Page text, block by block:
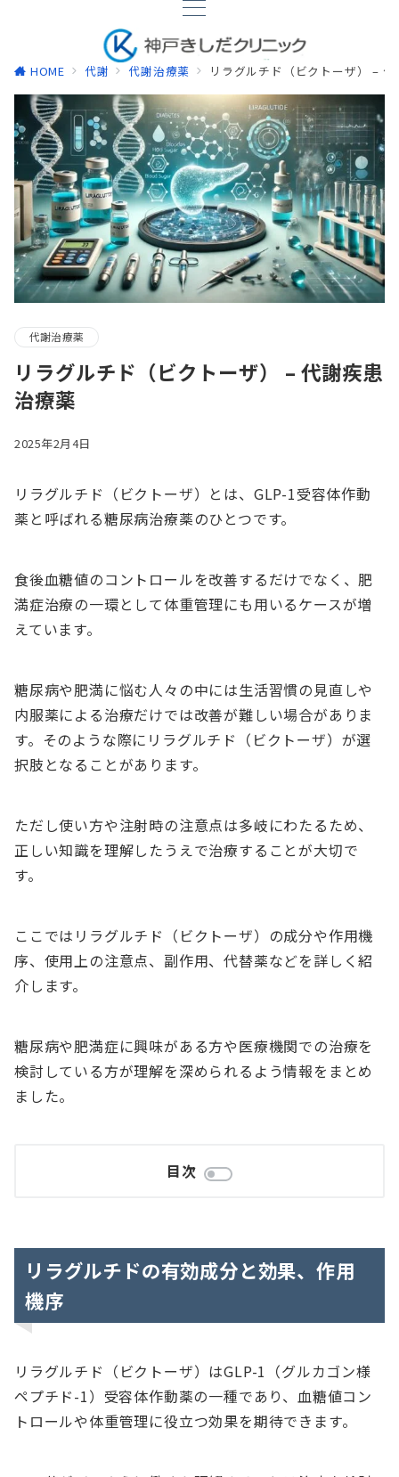
HOME 代謝 代謝治療薬 リラグルチド（ビクトーザ） –
代謝治療薬
リラグルチド（ビクトーザ） – 代謝疾患
治療薬
2025年2月4日
リラグルチド（ビクトーザ）とは、GLP-1受容体作動
薬と呼ばれる糖尿病治療薬のひとつです。
食後血糖値のコントロールを改善するだけでなく、肥
満症治療の一環として体重管理にも用いるケースが増
えています。
糖尿病や肥満に悩む人々の中には生活習慣の見直しや
内服薬による治療だけでは改善が難しい場合がありま
す。そのような際にリラグルチド（ビクトーザ）が選
択肢となることがあります。
ただし使い方や注射時の注意点は多岐にわたるため、
正しい知識を理解したうえで治療することが大切で
す。
ここではリラグルチド（ビクトーザ）の成分や作用機
序、使用上の注意点、副作用、代替薬などを詳しく紹
介します。
糖尿病や肥満症に興味がある方や医療機関での治療を
検討している方が理解を深められるよう情報をまとめ
ました。
目次
リラグルチドの有効成分と効果、作用
機序
リラグルチド（ビクトーザ）はGLP-1（グルカゴン様
ペプチド-1）受容体作動薬の一種であり、血糖値コン
トロールや体重管理に役立つ効果を期待できます。